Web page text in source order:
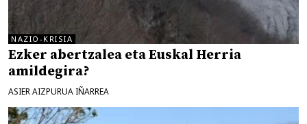
NAZIO-KRISIA
Ezker abertzalea eta Euskal Herria
amildegira?
ASIER AIZPURUA IÑARREA